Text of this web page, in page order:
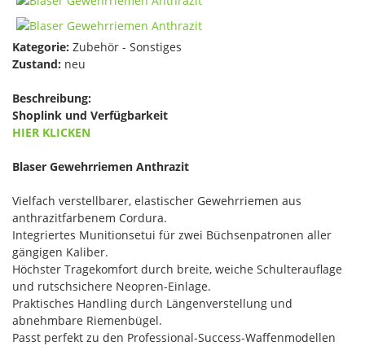
Kategorie: Zubehör - Sonstiges
Zustand: neu
Beschreibung:
Shoplink und Verfügbarkeit
HIER KLICKEN
Blaser Gewehrriemen Anthrazit
Vielfach verstellbarer, elastischer Gewehrriemen aus
anthrazitfarbenem Cordura.
Integriertes Munitionsetui für zwei Büchsenpatronen aller
gängigen Kaliber.
Höchster Tragekomfort durch breite, weiche Schulterauflage
und rutschsichere Neopren-Einlage.
Praktisches Handling durch Längenverstellung und
abnehmbare Riemenbügel.
Passt perfekt zu den Professional-Success-Waffenmodellen